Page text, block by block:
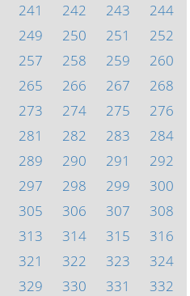
241 242 243
244
249 250 251
252
257 258 259
260
265 266 267
268
273 274 275
276
281 282 283
284
289 290 291
292
297 298 299
300
305 306 307
308
313 314 315
316
321 322 323
324
329 330 331
332